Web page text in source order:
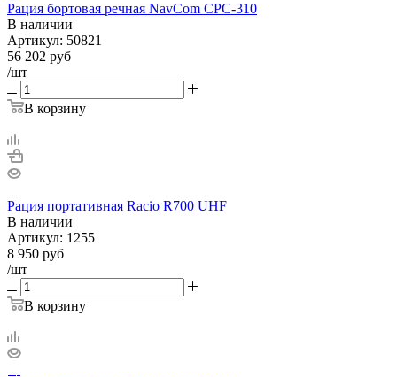
Рация бортовая речная NavCom CPC-310
В наличии
Артикул: 50821
56 202 руб
/шт
В корзину
Рация портативная Racio R700 UHF
В наличии
Артикул: 1255
8 950 руб
/шт
В корзину